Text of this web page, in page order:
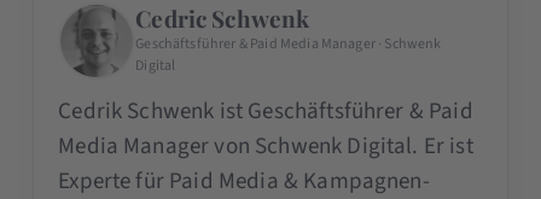
Cedric Schwenk
Geschäftsführer & Paid Media Manager · Schwenk
Digital
Cedrik Schwenk ist Geschäftsführer & Paid
Media Manager von Schwenk Digital. Er ist
Experte für Paid Media & Kampagnen-